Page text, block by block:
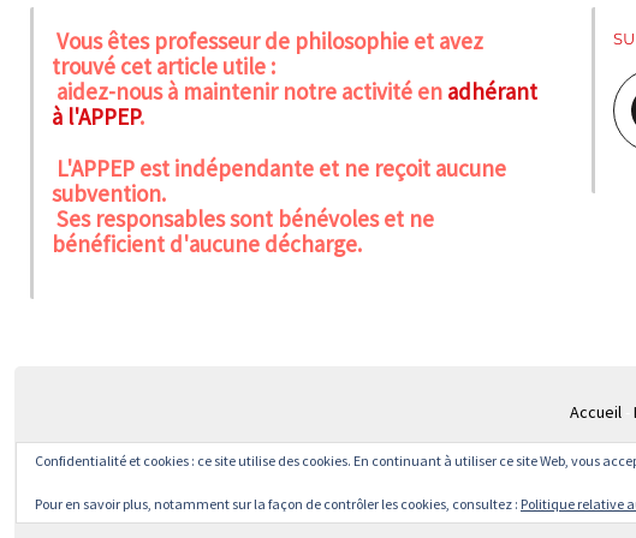
Vous êtes professeur de philosophie et avez
trouvé cet article utile :
aidez-nous à maintenir notre activité en adhérant
à l'APPEP.
L'APPEP est indépendante et ne reçoit aucune
subvention.
Ses responsables sont bénévoles et ne
bénéficient d'aucune décharge.
Accueil
© APPEP
Confidentialité et cookies : ce site utilise des cookies. En continuant à utiliser ce site Web, vous
Pour en savoir plus, notamment sur la façon de contrôler les cookies, consultez : Politique relative